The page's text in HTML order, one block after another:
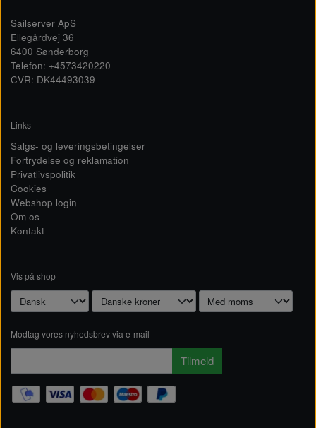
Sailserver ApS
Ellegårdvej 36
6400 Sønderborg
Telefon: +4573420220
CVR: DK44493039
Links
Salgs- og leveringsbetingelser
Fortrydelse og reklamation
Privatlivspolitik
Cookies
Webshop login
Om os
Kontakt
Vis på shop
Modtag vores nyhedsbrev via e-mail
Tilmeld